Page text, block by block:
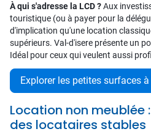
À qui s'adresse la LCD ?Aux
touristique (ou à payer pour la
d'implication qu'une location
supérieurs. Val-d'isere présente un
Idéal pour ceux qui veulent aussi
Explorer les petites surfaces
Location non meublée
des locataires stables